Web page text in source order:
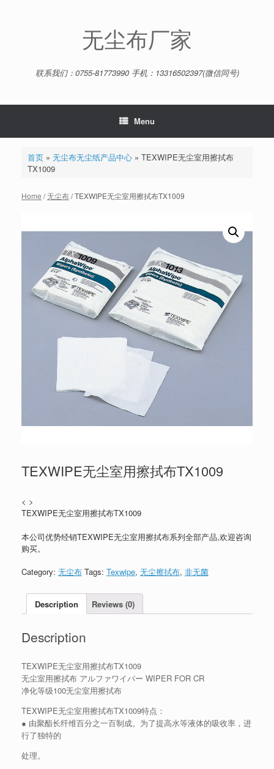
无尘布厂家
联系我们：0755-81773990 手机：13316502397(微信同号)
Menu
首页» 无尘布无尘纸产品中心» TEXWIPE无尘室用擦拭布
TX1009
Home /无尘布/ TEXWIPE无尘室用擦拭布TX1009
TEXWIPE无尘室用擦拭布TX1009
< >
TEXWIPE无尘室用擦拭布TX1009
本公司优势经销TEXWIPE无尘室用擦拭布系列全部产品,欢迎咨询
购买。
Category: 无尘布 Tags: Texwipe, 无尘擦拭布, 非无菌
Description Reviews (0)
Description
TEXWIPE无尘室用擦拭布TX1009
无尘室用擦拭布 アルファワイパー WIPER FOR CR
净化等级100无尘室用擦拭布
TEXWIPE无尘室用擦拭布TX1009特点：
● 由聚酯长纤维百分之一百制成。为了提高水等液体的吸收率，进
行了独特的
处理。